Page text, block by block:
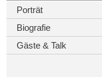
Porträt
Biografie
Gäste & Talk